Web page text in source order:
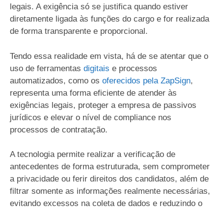
legais. A exigência só se justifica quando estiver
diretamente ligada às funções do cargo e for realizada
de forma transparente e proporcional.
Tendo essa realidade em vista, há de se atentar que o
uso de ferramentas digitais e processos
automatizados, como os oferecidos pela ZapSign,
representa uma forma eficiente de atender às
exigências legais, proteger a empresa de passivos
jurídicos e elevar o nível de compliance nos
processos de contratação.
A tecnologia permite realizar a verificação de
antecedentes de forma estruturada, sem comprometer
a privacidade ou ferir direitos dos candidatos, além de
filtrar somente as informações realmente necessárias,
evitando excessos na coleta de dados e reduzindo o